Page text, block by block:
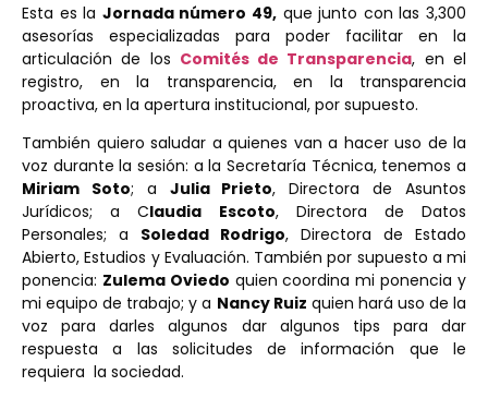
Esta es la Jornada número 49, que junto con las 3,300
asesorías especializadas para poder facilitar en la
articulación de los Comités de Transparencia, en el
registro, en la transparencia, en la transparencia
proactiva, en la apertura institucional, por supuesto.
También quiero saludar a quienes van a hacer uso de la
voz durante la sesión: a la Secretaría Técnica, tenemos a
Miriam Soto; a Julia Prieto, Directora de Asuntos
Jurídicos; a Claudia Escoto, Directora de Datos
Personales; a Soledad Rodrigo, Directora de Estado
Abierto, Estudios y Evaluación. También por supuesto a mi
ponencia: Zulema Oviedo quien coordina mi ponencia y
mi equipo de trabajo; y a Nancy Ruiz quien hará uso de la
voz para darles algunos dar algunos tips para dar
respuesta a las solicitudes de información que le
requiera la sociedad.